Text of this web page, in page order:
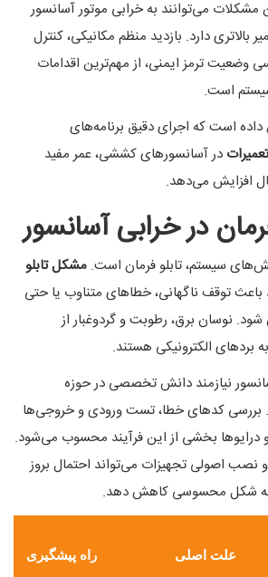
می‌توانند به خرابی موتور آسانسور
بالاتری دارد. بازدید منظم مکانیکی، کنترل
ترمز ایمنی، از مهم‌ترین اقدامات
است.
است که اجرای دقیق برنامه‌های
در آسانسورهای کششی، عمر مفید
افزایش می‌دهد.
در خرابی آسانسور
سیستم، تابلو فرمان است. مشکل تابلو
توقف ناگهانی، خطاهای متناوب یا حتی
نوسان برق، رطوبت و گردوغبار از
بردهای الکترونیکی هستند.
نیازمند دانش تخصصی در حوزه
بررسی کدهای خطا، تست ورودی و خروجی‌ها
درایوها بخشی از این فرآیند محسوب می‌شود.
و نصب اصولی تجهیزات می‌تواند احتمال بروز
به شکل محسوسی کاهش دهد.
علت اصلی راه پیشگیری